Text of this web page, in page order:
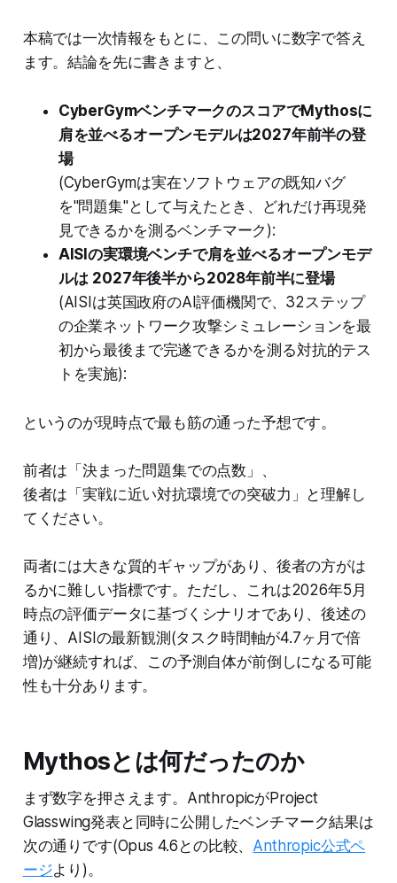
本稿では一次情報をもとに、この問いに数字で答え
ます。結論を先に書きますと、
CyberGymベンチマークのスコアでMythosに
肩を並べるオープンモデルは2027年前半の登
場
(CyberGymは実在ソフトウェアの既知バグ
を"問題集"として与えたとき、どれだけ再現発
見できるかを測るベンチマーク):
AISIの実環境ベンチで肩を並べるオープンモデ
ルは 2027年後半から2028年前半に登場
(AISIは英国政府のAI評価機関で、32ステップ
の企業ネットワーク攻撃シミュレーションを最
初から最後まで完遂できるかを測る対抗的テス
トを実施):
というのが現時点で最も筋の通った予想です。
前者は「決まった問題集での点数」、
後者は「実戦に近い対抗環境での突破力」と理解し
てください。
両者には大きな質的ギャップがあり、後者の方がは
るかに難しい指標です。ただし、これは2026年5月
時点の評価データに基づくシナリオであり、後述の
通り、AISIの最新観測(タスク時間軸が4.7ヶ月で倍
増)が継続すれば、この予測自体が前倒しになる可能
性も十分あります。
Mythosとは何だったのか
まず数字を押さえます。AnthropicがProject
Glasswing発表と同時に公開したベンチマーク結果は
次の通りです(Opus 4.6との比較、 Anthropic公式ペ
ージより)。